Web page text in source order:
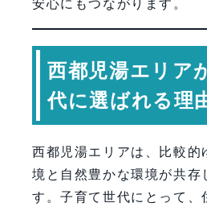
安心にもつながります。
西都児湯エリア
代に選ばれる理
西都児湯エリアは、比較的
境と自然豊かな環境が共存
す。子育て世代にとって、